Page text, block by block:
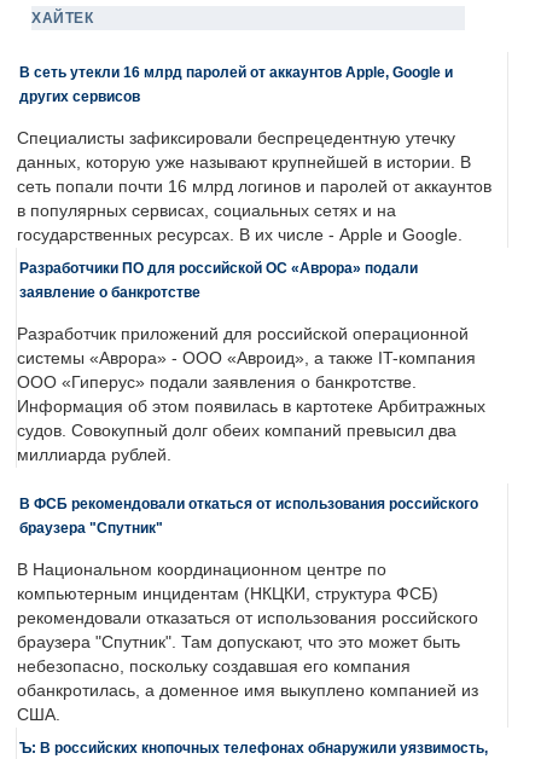
ХАЙТЕК
В сеть утекли 16 млрд паролей от аккаунтов Apple, Google и
других сервисов
Специалисты зафиксировали беспрецедентную утечку
данных, которую уже называют крупнейшей в истории. В
сеть попали почти 16 млрд логинов и паролей от аккаунтов
в популярных сервисах, социальных сетях и на
государственных ресурсах. В их числе - Apple и Google.
Разработчики ПО для российской ОС «Аврора» подали
заявление о банкротстве
Разработчик приложений для российской операционной
системы «Аврора» - ООО «Авроид», а также IT-компания
ООО «Гиперус» подали заявления о банкротстве.
Информация об этом появилась в картотеке Арбитражных
судов. Совокупный долг обеих компаний превысил два
миллиарда рублей.
В ФСБ рекомендовали откаться от использования российского
браузера "Спутник"
В Национальном координационном центре по
компьютерным инцидентам (НКЦКИ, структура ФСБ)
рекомендовали отказаться от использования российского
браузера "Спутник". Там допускают, что это может быть
небезопасно, поскольку создавшая его компания
обанкротилась, а доменное имя выкуплено компанией из
США.
Ъ: В российских кнопочных телефонах обнаружили уязвимость,